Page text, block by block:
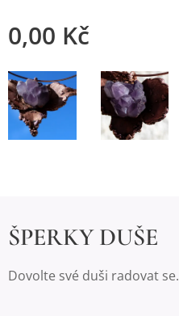
0,00 Kč
ŠPERKY DUŠE
Dovolte své duši radovat se.